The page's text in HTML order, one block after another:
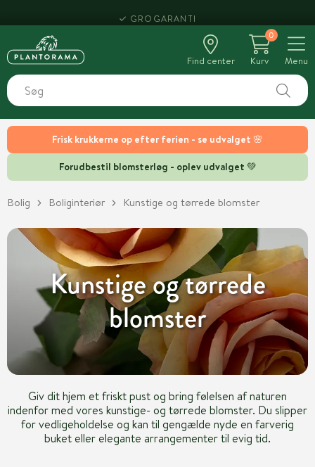
Frisk krukkerne op efter ferien - se udvalget 🌸
Forudbestil blomsterløg - oplev udvalget 💚
Find center
0
Kurv
Menu
Bolig Boliginteriør Kunstige og tørrede blomster
Kunstige og tørrede
blomster
Giv dit hjem et friskt pust og bring følelsen af naturen
indenfor med vores kunstige- og tørrede blomster. Du slipper
for vedligeholdelse og kan til gengælde nyde en farverig
buket eller elegante arrangementer til evig tid.